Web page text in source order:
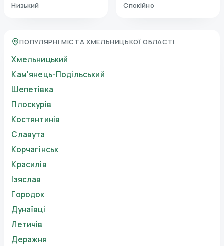
Низький Спокійно
ПОПУЛЯРНІ МІСТА ХМЕЛЬНИЦЬКОЇ ОБЛАСТІ
Хмельницький
Кам'янець-Подільський
Шепетівка
Плоскурів
Костянтинів
Славута
Корчагінськ
Красилів
Ізяслав
Городок
Дунаївці
Летичів
Деражня